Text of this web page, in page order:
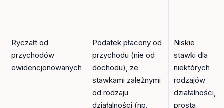
Ryczałt od
przychodów
ewidencjonowanych
Podatek płacony od
przychodu (nie od
dochodu), ze
stawkami zależnymi
od rodzaju
działalności (np.
Niskie
stawki dla
niektórych
rodzajów
działalności,
prosta